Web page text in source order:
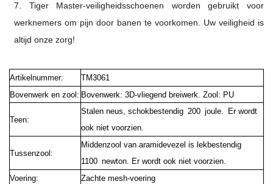
7. Tiger Master-veiligheidsschoenen worden gebruikt voor
werknemers om pijn door banen te voorkomen. Uw veiligheid is
altijd onze zorg!
Artikelnummer:
TM3061
Bovenwerk en zool: Bovenwerk: 3D-vliegend breiwerk. Zool: PU
Teen:
Stalen neus, schokbestendig 200 joule. Er wordt
ook niet voorzien.
Tussenzool:
Middenzool van aramidevezel is lekbestendig
1100 newton. Er wordt ook niet voorzien.
Voering:
Zachte mesh-voering